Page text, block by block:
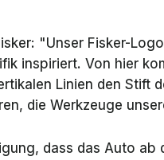
"Unser Fisker-
inspiriert. Von hier
Linien den Stift
die Werkzeuge
dass das Auto ab